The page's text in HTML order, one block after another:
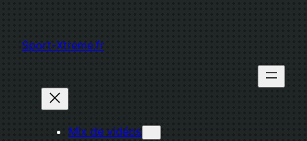
contenu
Sport-Xtreme.fr
Mix de vidéos